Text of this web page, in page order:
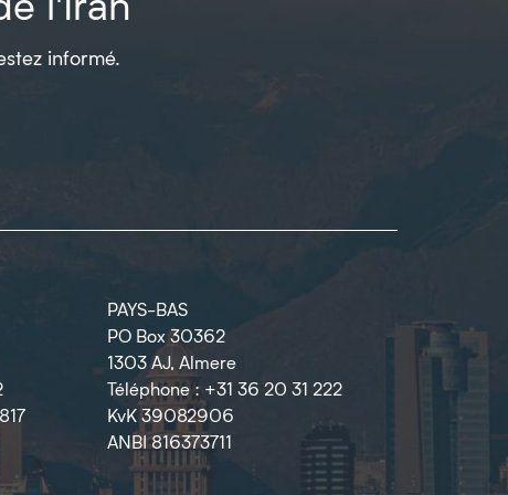
informé.
PAYS-BAS
PO Box 30362
1303 AJ, Almere
Téléphone : +31 36 20 31 222
KvK 39082906
ANBI 816373711